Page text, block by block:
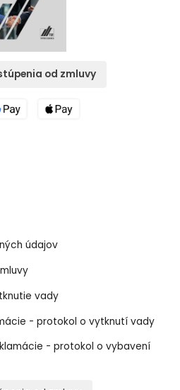
od zmluvy
údajov
vady
- protokol o vytknutí vady
- protokol o vybavení